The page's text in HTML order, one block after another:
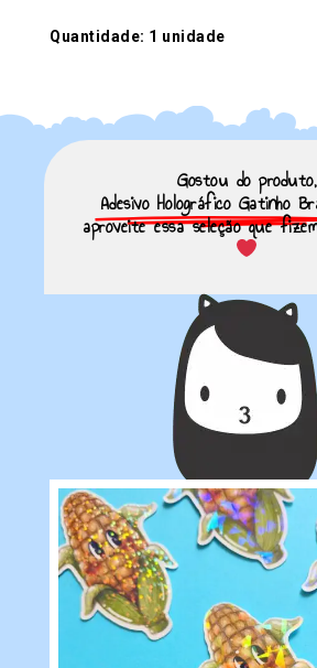
Quantidade: 1 unidade
Gostou do produto,
Adesivo Holográfico Gatinho
aproveite essa seleção que